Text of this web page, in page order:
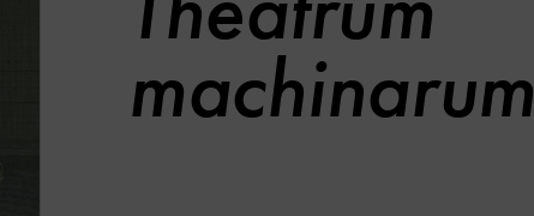
machinarum